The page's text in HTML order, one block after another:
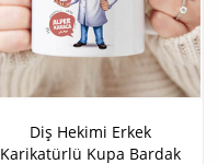
Diş Hekimi Erkek
Karikatürlü Kupa Bardak